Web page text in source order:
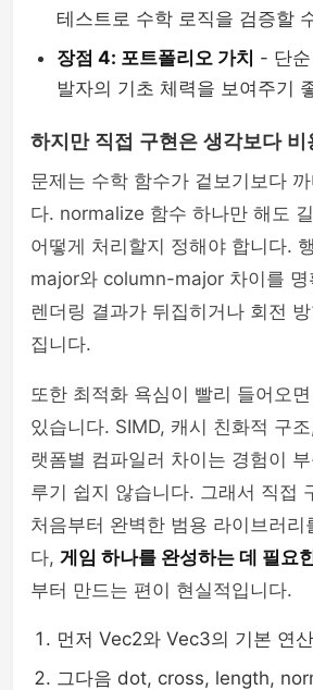
테스트로 수학 로직을 검증할
장점 4: 포트폴리오 가치 - 단
발자의 기초 체력을 보여주기
하지만 직접 구현은 생각보다 비
문제는 수학 함수가 겉보기보다
다. normalize 함수 하나만 해도
어떻게 처리할지 정해야 합니다.
major와 column-major 차이를 명
렌더링 결과가 뒤집히거나 회전
집니다.
또한 최적화 욕심이 빨리 들어오
있습니다. SIMD, 캐시 친화적 구
랫폼별 컴파일러 차이는 경험이
루기 쉽지 않습니다. 그래서 직접
처음부터 완벽한 범용 라이브러리
다, 게임 하나를 완성하는 데 필요
부터 만드는 편이 현실적입니다.
먼저 Vec2와 Vec3의 기본 연
그다음 dot, cross, length,